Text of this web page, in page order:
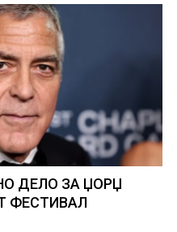
ДЕЛО ЗА ЏОРЏ
ФЕСТИВАЛ